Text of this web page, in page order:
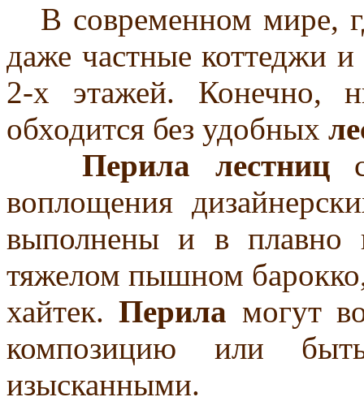
В современном мире,
даже частные коттеджи
2-х этажей. Конечно,
обходится без удобных
Перила лестниц
воплощения
выполнены и в плавно
тяжелом пышном
хайтек.Перила могут
композицию или
изысканными.